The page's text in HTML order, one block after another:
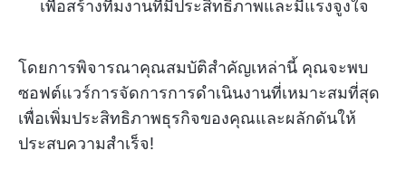
เพื่อสร้างทีมงานที่มีประสิทธิภาพและมีแรงจูงใจ
โดยการพิจารณาคุณสมบัติสำคัญเหล่านี้ คุณจะพบ
ซอฟต์แวร์การจัดการการดำเนินงานที่เหมาะสมที่สุด
เพื่อเพิ่มประสิทธิภาพธุรกิจของคุณและผลักดันให้
ประสบความสำเร็จ!